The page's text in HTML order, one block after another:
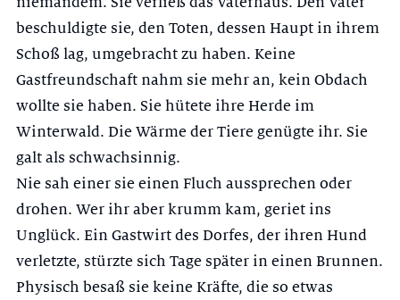
beschuldigte sie, den Toten, dessen Haupt in ihrem
Schoß lag, umgebracht zu haben. Keine
Gastfreundschaft nahm sie mehr an, kein Obdach
wollte sie haben. Sie hütete ihre Herde im
Winterwald. Die Wärme der Tiere genügte ihr. Sie
galt als schwachsinnig.
Nie sah einer sie einen Fluch aussprechen oder
drohen. Wer ihr aber krumm kam, geriet ins
Unglück. Ein Gastwirt des Dorfes, der ihren Hund
verletzte, stürzte sich Tage später in einen Brunnen.
Physisch besaß sie keine Kräfte, die so etwas